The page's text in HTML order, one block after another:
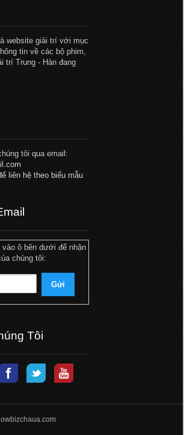
website giải trí với mục
tin về các bộ phim,
trí Trung - Hàn đang
tôi qua email:
liên hệ theo biểu mẫu
vào ô bên dưới để nhận
chúng tôi:
Tôi